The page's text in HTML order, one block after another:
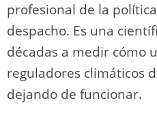
profesional de la
despacho. Es una
décadas a medir cómo
reguladores climáticos
dejando de funcionar.